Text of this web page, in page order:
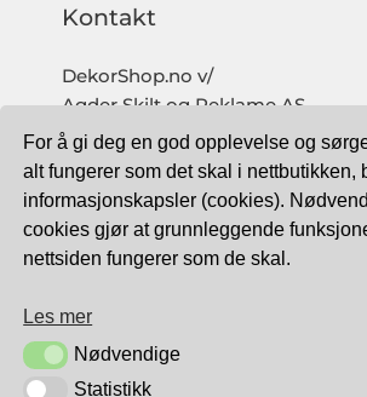
For å gi deg en god opplevelse og
alt fungerer som det skal i nettbutikken,
informasjonskapsler (cookies).
cookies gjør at grunnleggende
nettsiden fungerer som de skal.
Les mer
NødvendigeNødvendige
StatistikkStatistikk
Kontakt
DekorShop.no v/
Agder Skilt og Reklame AS
Org. nr: 997 633 016 MVA
salg@dekorshop.no
Tlf: 959 32 123
09.00 - 16.00